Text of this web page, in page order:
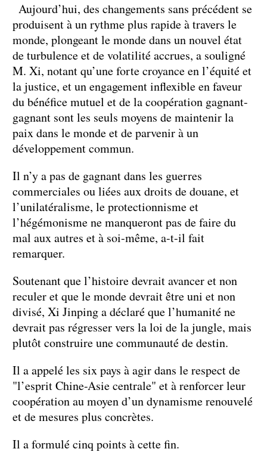
Aujourd’hui, des changements sans précédent se
produisent à un rythme plus rapide à travers le
monde, plongeant le monde dans un nouvel état
de turbulence et de volatilité accrues, a souligné
M. Xi, notant qu’une forte croyance en l’équité et
la justice, et un engagement inflexible en faveur
du bénéfice mutuel et de la coopération gagnant-
gagnant sont les seuls moyens de maintenir la
paix dans le monde et de parvenir à un
développement commun.
Il n’y a pas de gagnant dans les guerres
commerciales ou liées aux droits de douane, et
l’unilatéralisme, le protectionnisme et
l’hégémonisme ne manqueront pas de faire du
mal aux autres et à soi-même, a-t-il fait
remarquer.
Soutenant que l’histoire devrait avancer et non
reculer et que le monde devrait être uni et non
divisé, Xi Jinping a déclaré que l’humanité ne
devrait pas régresser vers la loi de la jungle, mais
plutôt construire une communauté de destin.
Il a appelé les six pays à agir dans le respect de
"l’esprit Chine-Asie centrale" et à renforcer leur
coopération au moyen d’un dynamisme renouvelé
et de mesures plus concrètes.
Il a formulé cinq points à cette fin.